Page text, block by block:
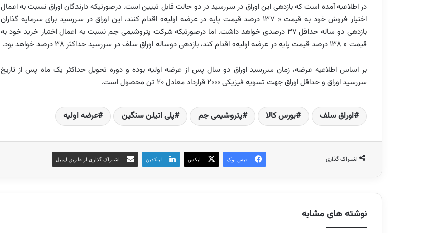
در اطلاعیه آمده است که بازدهی این اوراق در سررسید در دو حالت قابل تبیین است. درصورتیکه دارندگان اوراق نسبت به اعمال
اختیار فروش خود به قیمت « ۱۳۷ درصد قیمت پایه در عرضه اولیه» اقدام کنند، این اوراق در سررسید برای سرمایه گذاران
بازدهی دو ساله حداقل ۳۷ درصدی خواهد داشت. اما درصورتیکه شرکت پتروشیمی جم نسبت به اعمال اختیار خرید خود به
قیمت « ۱۳۸ درصد قیمت پایه در عرضه اولیه» اقدام کند، بازدهی دوساله اوراق سلف در سررسید حداکثر ۳۸ درصد خواهد بود.
بر اساس اطلاعیه عرضه، زمان سررسید اوراق دو سال پس از عرضه اولیه بوده و دوره تحویل حداکثر یک ماه پس از تاریخ
سررسید اوراق و حداقل اوراق جهت تسویه فیزیکی ۲۰۰۰ قرارداد معادل ۲۰ تن محصول است.
اوراق سلف بورس کالا پتروشیمی جم پلی اتیلن سنگین عرضه اولیه‌
اشتراک گذاری فیس بوک ایکس لینکدین اشتراک گذاری از طریق ایمیل
نوشته های مشابه